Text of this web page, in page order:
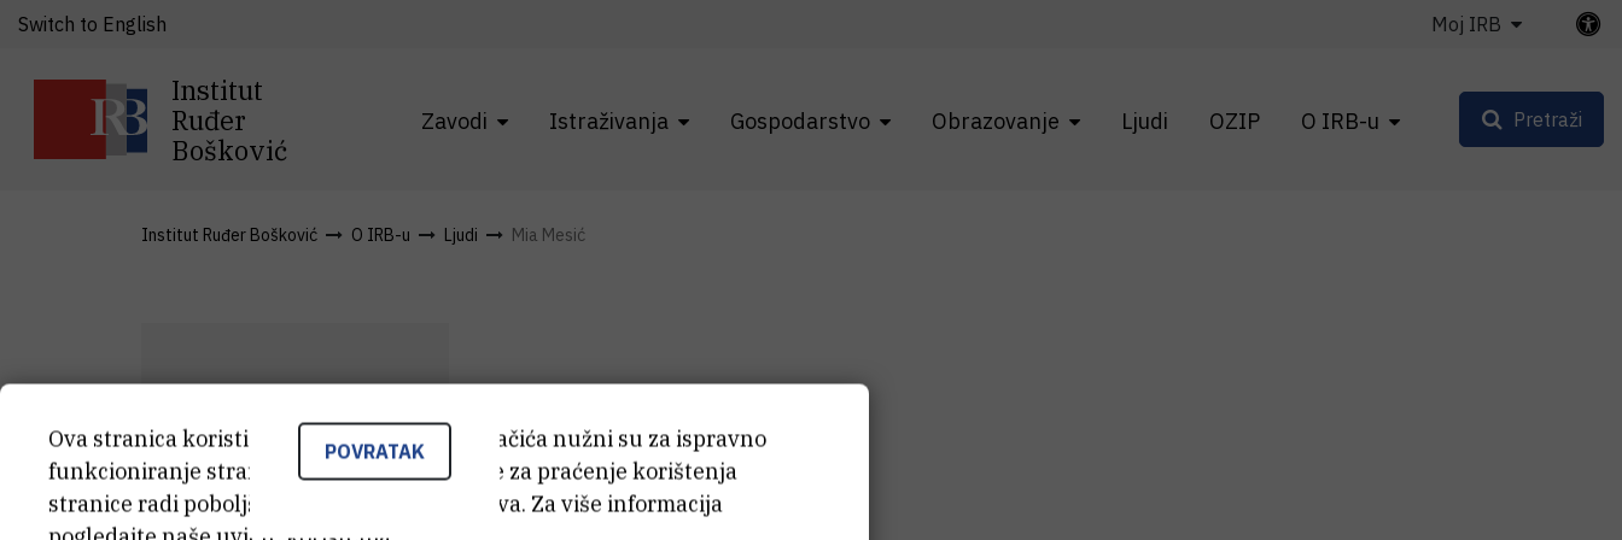
Institut
Ruđer
Bošković
Zavodi Istraživanja Gospodarstvo Obrazovanje Ljudi OZIP O IRB-u
Switch to English Moj IRB
Pretraži
Institut Ruđer Bošković O IRB-u Ljudi Mia Mesić
M M MiaMesić
Asistent
POVRATAK
Ova stranica koristi kolačiće. Neki od tih kolačića nužni su za ispravno
funkcioniranje stranice, dok se drugi koriste za praćenje korištenja
stranice radi poboljšanja korisničkog iskustva. Za više informacija